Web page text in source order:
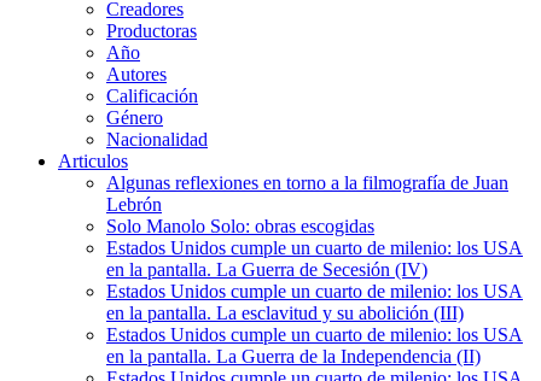
Creadores
Productoras
Año
Autores
Calificación
Género
Nacionalidad
Articulos
Algunas reflexiones en torno a la filmografía de Juan
Lebrón
Solo Manolo Solo: obras escogidas
Estados Unidos cumple un cuarto de milenio: los USA
en la pantalla. La Guerra de Secesión (IV)
Estados Unidos cumple un cuarto de milenio: los USA
en la pantalla. La esclavitud y su abolición (III)
Estados Unidos cumple un cuarto de milenio: los USA
en la pantalla. La Guerra de la Independencia (II)